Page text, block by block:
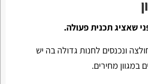
שאציג תכנית פעולה.
ונכנסים לחנות גדולה בה יש
במגוון מחירים.